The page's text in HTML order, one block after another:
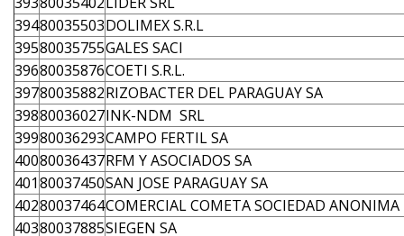
39480035503DOLIMEX S.R.L
39580035755GALES SACI
39680035876COETI S.R.L.
39780035882RIZOBACTER DEL PARAGUAY SA
39880036027INK-NDM SRL
39980036293CAMPO FERTIL SA
40080036437RFM Y ASOCIADOS SA
40180037450SAN JOSE PARAGUAY SA
40280037464COMERCIAL COMETA SOCIEDAD ANONIMA
40380037885SIEGEN SA